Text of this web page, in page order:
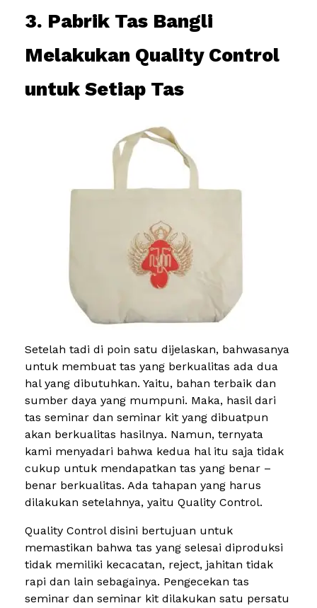
3. Pabrik Tas Bangli
Melakukan Quality Control
untuk Setiap Tas
Setelah tadi di poin satu dijelaskan, bahwasanya
untuk membuat tas yang berkualitas ada dua
hal yang dibutuhkan. Yaitu, bahan terbaik dan
sumber daya yang mumpuni. Maka, hasil dari
tas seminar dan seminar kit yang dibuatpun
akan berkualitas hasilnya. Namun, ternyata
kami menyadari bahwa kedua hal itu saja tidak
cukup untuk mendapatkan tas yang benar –
benar berkualitas. Ada tahapan yang harus
dilakukan setelahnya, yaitu Quality Control.
Quality Control disini bertujuan untuk
memastikan bahwa tas yang selesai diproduksi
tidak memiliki kecacatan, reject, jahitan tidak
rapi dan lain sebagainya. Pengecekan tas
seminar dan seminar kit dilakukan satu persatu